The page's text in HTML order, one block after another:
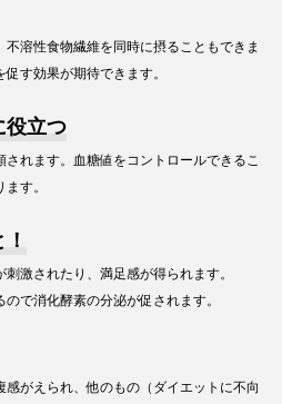
溶性食物繊維を同時に摂ることもできま
す効果が期待できます。
役立つ
れます。血糖値をコントロールできるこ
す。
激されたり、満足感が得られます。
で消化酵素の分泌が促されます。
がえられ、他のもの（ダイエットに不向